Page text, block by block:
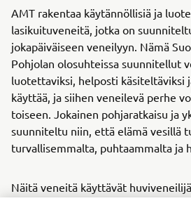
AMT rakentaa käytännöllisiä ja
lasikuituveneitä, jotka on
jokapäiväiseen veneilyyn. Nämä
Pohjolan olosuhteissa suunnitellut
luotettaviksi, helposti käsiteltäviksi
käyttää, ja siihen veneilevä perhe
toiseen. Jokainen pohjaratkaisu ja
suunniteltu niin, että elämä vesillä
turvallisemmalta, puhtaammalta ja
Näitä veneitä käyttävät